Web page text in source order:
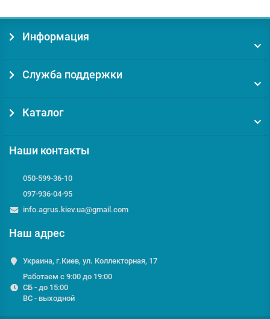
Информация
Служба поддержки
Каталог
Наши контакты
050-599-36-10
097-936-04-95
info.agrus.kiev.ua@gmail.com
Наш адрес
Украина, г.Киев, ул. Коллекторная, 17
Работаем с 9:00 до 19:00
СБ - до 15:00
ВС - выходной